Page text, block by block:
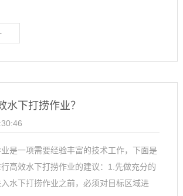
水下打捞作业？
是一项需要经验丰富的技术工作，下面是
高效水下打捞作业的建议：1.先做充分的
水下打捞作业之前，必须对目标区域进